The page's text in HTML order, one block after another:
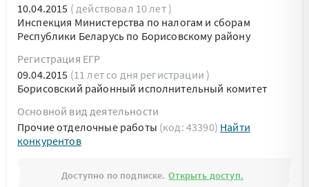
10.04.2015 ( действовал 10 лет )
Инспекция Министерства по налогам и сборам
Республики Беларусь по Борисовскому району
Регистрация ЕГР
09.04.2015 (11 лет со дня регистрации )
Борисовский районный исполнительный комитет
Основной вид деятельности
Прочие отделочные работы (код: 43390) Найти
конкурентов
Доступно по подписке. Открыть доступ.